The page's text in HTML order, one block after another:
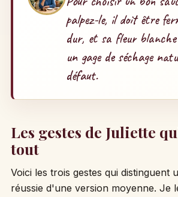
palpez-le, il doit être
dur, et sa fleur
un gage de séchage
défaut.
Les gestes de Juliette
tout
Voici les trois gestes qui distinguent
réussie d'une version moyenne. Je